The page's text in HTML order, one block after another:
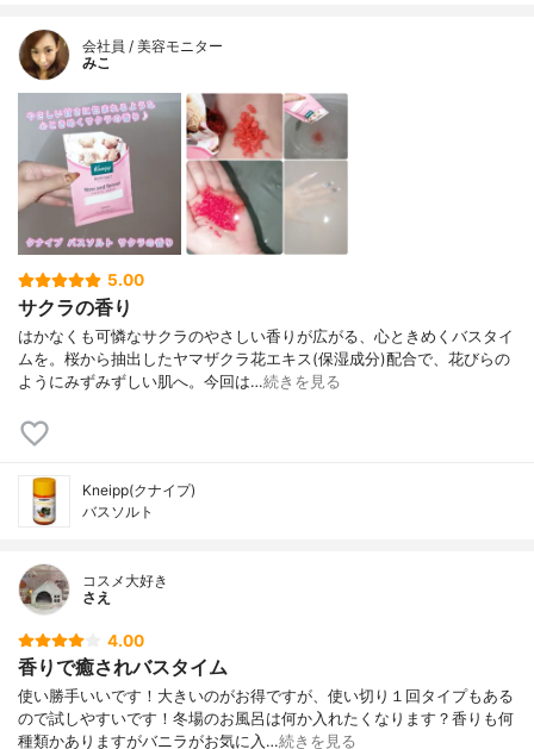
会社員 / 美容モニター
みこ
5.00
サクラの香り
はかなくも可憐なサクラのやさしい香りが広がる、心ときめくバスタイ
ムを。桜から抽出したヤマザクラ花エキス(保湿成分)配合で、花びらの
ようにみずみずしい肌へ。今回は…続きを見る
Kneipp(クナイプ)
バスソルト
コスメ大好き
さえ
4.00
香りで癒されバスタイム
使い勝手いいです！大きいのがお得ですが、使い切り１回タイプもある
ので試しやすいです！冬場のお風呂は何か入れたくなります？香りも何
種類かありますがバニラがお気に入…続きを見る